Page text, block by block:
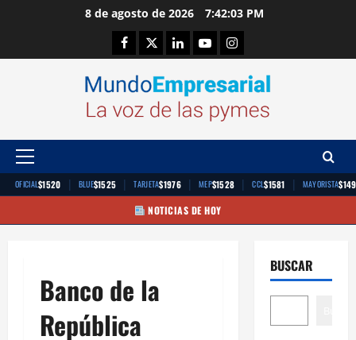
8 de agosto de 2026 7:42:03 PM
Facebook
TwitterLinkedinYoutubeInstagram
Menú
principal
OFICIAL$1520 | BLUE$1525 | TARJETA$1976 | MEP$1528 | CCL$1581 | MAYORISTA
NOTICIAS DE HOY
Banco de la
República
BUSCAR